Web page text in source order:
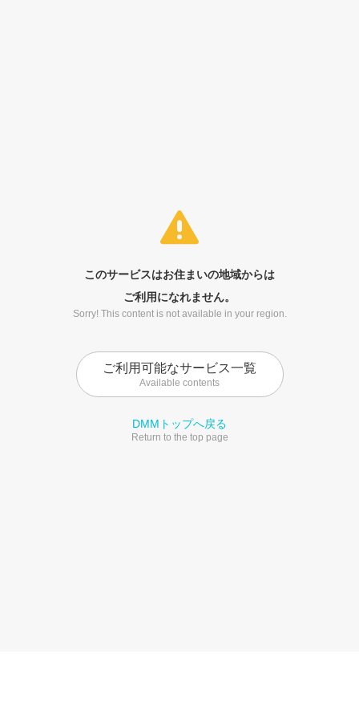
このサービスはお住まいの地域からは
ご利用になれません。
Sorry! This content is not available in your region.
ご利用可能なサービス一覧
Available contents
DMMトップへ戻る
Return to the top page